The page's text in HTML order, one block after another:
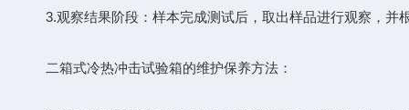
3.观察结果阶段：样本完成测试后，取出样品进行观察，并
二箱式冷热冲击试验箱的维护保养方法：